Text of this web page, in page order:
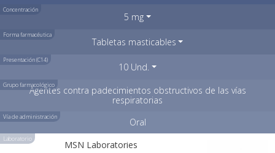
Concentración
5 mg
Forma farmacéutica
Tabletas masticables
Presentación (C14)
10 Und.
Grupo farmacológicoAgentes contra padecimientos obstructivos de las vías
respiratorias
Vía de administración Oral
Laboratorio
MSN Laboratories